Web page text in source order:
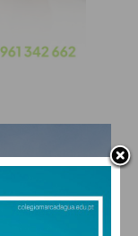
92% humidade